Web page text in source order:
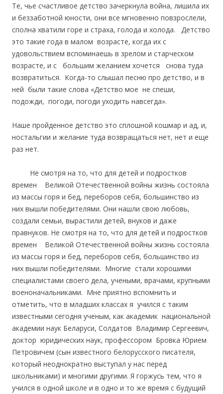
Те, чье счастливое детство зачеркнула война, лишила их
и беззаботной юности, они все мгновенно повзрослели,
сполна хватили горе и страха, голода и холода. Детство
это такие года в малом возрасте, когда их с
удовольствием вспоминаешь в зрелом и старческом
возрасте, и с большим желанием хочется снова туда
возвратиться. Когда-то слышал песню про детство, и в
ней были такие слова «Детство мое не спеши,
подожди, погоди, погоди уходить навсегда».
Наше пройденное детство это сплошной кошмар и ад, и,
ностальгии и желание туда возвращаться нет, нет и еще
раз нет.
Не смотря на то, что для детей и подростков
времен Великой Отечественной войны жизнь состояла
из массы горя и бед, переборов себя, большинство из
них вышли победителями. Они нашли свою любовь,
создали семьи, вырастили детей, внуков и даже
правнуков. Не смотря на то, что для детей и подростков
времен Великой Отечественной войны жизнь состояла
из массы горя и бед, переборов себя, большинство из
них вышли победителями. Многие стали хорошими
специалистами своего дела, учеными, врачами, крупными
военоначальниками. Мне приятно вспомнить и
отметить, что в младших классах я учился с таким
известными сегодня ученым, как академик национальной
академии наук Беларуси, Солдатов Владимир Сергеевич,
доктор юридических наук, профессором Бровка Юрием
Петровичем (сын известного белорусского писателя,
который неоднократно выступал у нас перед
школьниками) и многими другими. Я горжусь тем, что я
учился в одной школе и в одно и то же время с будущий